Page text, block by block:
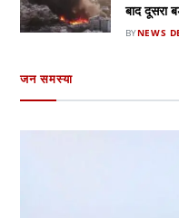
बाद दूसरा
BYNEWS
जन समस्या